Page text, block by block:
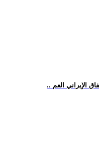
الإيراني العم